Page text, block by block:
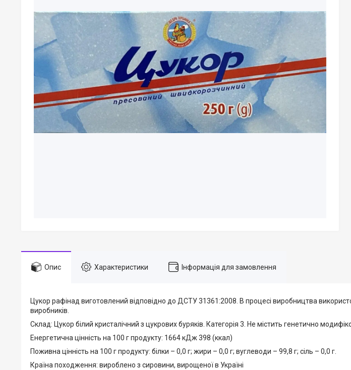
Опис Характеристики Інформація для замовлення
Цукор рафінад виготовлений відповідно до ДСТУ 31361:2008. В процесі виробництва
виробників.
Склад: Цукор білий кристалічний з цукрових буряків. Категорія 3. Не містить генетично
Енергетична цінність на 100 г продукту: 1664 кДж 398 (ккал)
Поживна цінність на 100 г продукту: білки – 0,0 г; жири – 0,0 г; вуглеводи – 99,8 г; сіль – 0,0 г.
Країна походження: вироблено з сировини, вирощеної в Україні